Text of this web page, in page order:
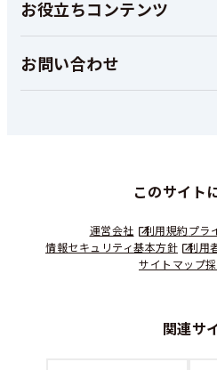
お役立ちコンテンツ
お問い合わせ
このサイト
運営会社 利用規約プラ
情報セキュリティ基本方針
利用
サイトマップ
関連サ